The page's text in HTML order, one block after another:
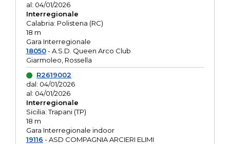
al: 04/01/2026
Interregionale
Calabria: Polistena (RC)
18 m
Gara Interregionale
18050- A.S.D. Queen Arco Club
Giarmoleo, Rossella
R2619002
dal: 04/01/2026
al: 04/01/2026
Interregionale
Sicilia: Trapani (TP)
18 m
Gara Interregionale indoor
19116 - ASD COMPAGNIA ARCIERI ELIMI